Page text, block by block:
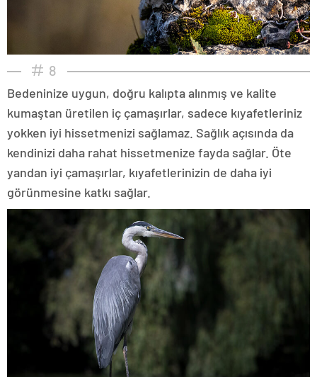
8
Bedeninize uygun, doğru kalıpta alınmış ve kalite
kumaştan üretilen iç çamaşırlar, sadece kıyafetleriniz
yokken iyi hissetmenizi sağlamaz. Sağlık açısında da
kendinizi daha rahat hissetmenize fayda sağlar. Öte
yandan iyi çamaşırlar, kıyafetlerinizin de daha iyi
görünmesine katkı sağlar.